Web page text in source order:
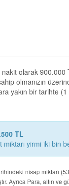
olarak 900.000
olmanızın
yakın bir tarihte
TL
yirmi iki bin
nisap miktarı
Ayrıca Para, altın